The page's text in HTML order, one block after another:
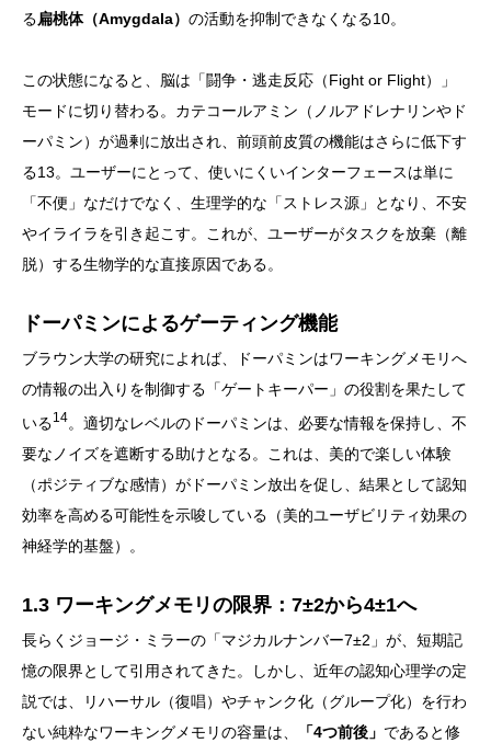
る扁桃体（Amygdala） の活動を抑制できなくなる10。
この状態になると、脳は「闘争・逃走反応（Fight or Flight）」
モードに切り替わる。カテコールアミン（ノルアドレナリンやド
ーパミン）が過剰に放出され、前頭前皮質の機能はさらに低下す
る13。ユーザーにとって、使いにくいインターフェースは単に
「不便」なだけでなく、生理学的な「ストレス源」となり、不安
やイライラを引き起こす。これが、ユーザーがタスクを放棄（離
脱）する生物学的な直接原因である。
ドーパミンによるゲーティング機能
ブラウン大学の研究によれば、ドーパミンはワーキングメモリへ
の情報の出入りを制御する「ゲートキーパー」の役割を果たして
いる14。適切なレベルのドーパミンは、必要な情報を保持し、不
要なノイズを遮断する助けとなる。これは、美的で楽しい体験
（ポジティブな感情）がドーパミン放出を促し、結果として認知
効率を高める可能性を示唆している（美的ユーザビリティ効果の
神経学的基盤）。
1.3 ワーキングメモリの限界：7±2から4±1へ
長らくジョージ・ミラーの「マジカルナンバー7±2」が、短期記
憶の限界として引用されてきた。しかし、近年の認知心理学の定
説では、リハーサル（復唱）やチャンク化（グループ化）を行わ
ない純粋なワーキングメモリの容量は、
「4つ前後」 であると修